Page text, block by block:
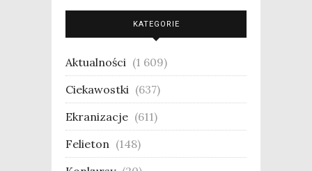
KATEGORIE
Aktualności (1 609)
Ciekawostki (637)
Ekranizacje (611)
Felieton (148)